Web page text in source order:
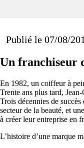
Publié le 07/08/
Un franchiseur
En 1982, un coiffeur à
Trente ans plus tard,
Trois décennies de
secteur de la beauté, et
à créer leur entreprise en
L’histoire d’une marque